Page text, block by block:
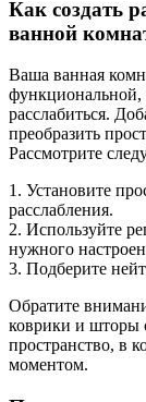
Как создать
ванной
Ваша ванная
функциональной,
расслабиться.
преобразить
Рассмотрите
1. Установите
расслабления.
2. Используйте
нужного
3. Подберите
Обратите
коврики и шторы
пространство, в
моментом.